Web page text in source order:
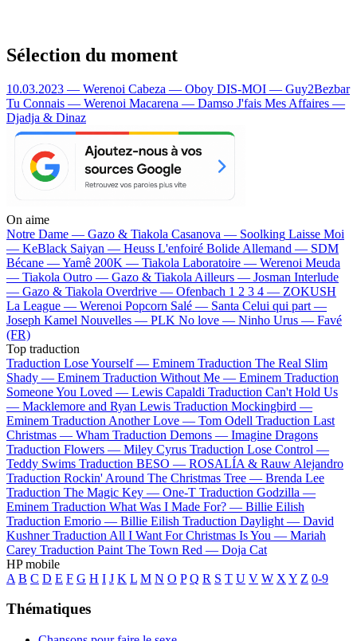
Sélection du moment
10.03.2023 — Werenoi Cabeza — Oboy DIS-MOI — Guy2Bezbar
Tu Connais — Werenoi Macarena — Damso J'fais Mes Affaires —
Djadja & Dinaz
On aime
Notre Dame — Gazo & Tiakola Casanova — Soolking Laisse Moi
— KeBlack Saiyan — Heuss L'enfoiré Bolide Allemand — SDM
Bécane —Yamê 200K — Tiakola Laboratoire — Werenoi Meuda
— Tiakola Outro — Gazo & Tiakola Ailleurs — Josman Interlude
— Gazo & Tiakola Overdrive — Ofenbach 1 2 3 4 — ZOKUSH
La League — Werenoi Popcorn Salé — Santa Celui qui part —
Joseph Kamel Nouvelles — PLK No love — Ninho Urus — Favé
(FR)
Top traduction
Traduction Lose Yourself — Eminem Traduction The Real Slim
Shady — Eminem Traduction Without Me — Eminem Traduction
Someone You Loved — Lewis Capaldi Traduction Can't Hold Us
— Macklemore and Ryan Lewis Traduction Mockingbird —
Eminem Traduction Another Love — Tom Odell Traduction Last
Christmas — Wham Traduction Demons — Imagine Dragons
Traduction Flowers — Miley Cyrus Traduction Lose Control —
Teddy Swims Traduction BESO — ROSALÍA & Rauw Alejandro
Traduction Rockin' Around The Christmas Tree — Brenda Lee
Traduction The Magic Key — One-T Traduction Godzilla —
Eminem Traduction What Was I Made For? — Billie Eilish
Traduction Emorio — Billie Eilish Traduction Daylight — David
Kushner Traduction All I Want For Christmas Is You — Mariah
Carey Traduction Paint The Town Red — Doja Cat
HP mobile
A B C D E F G H I J K L M N O P Q R S T U V W X Y Z 0-9
Thématiques